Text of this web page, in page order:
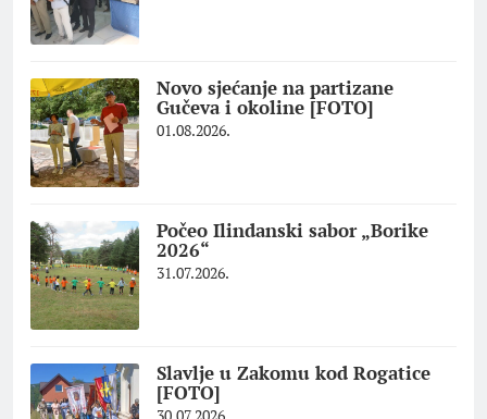
Novo sjećanje na partizane
Gučeva i okoline [FOTO]
01.08.2026.
Počeo Ilindanski sabor „Borike
2026“
31.07.2026.
Slavlje u Zakomu kod Rogatice
[FOTO]